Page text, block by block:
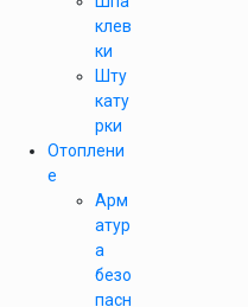
клев
ки
Шту
кату
рки
Отоплени
е
Арм
атур
а
безо
пасн